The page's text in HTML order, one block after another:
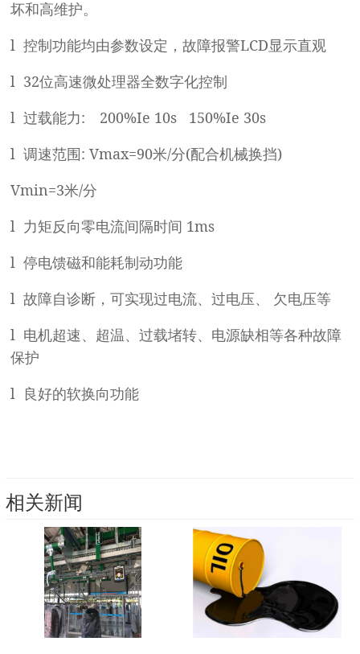
坏和高维护。
l控制功能均由参数设定，故障报警LCD显示直观
l 32位高速微处理器全数字化控制
l过载能力:
200%Ie 10s 150%Ie 30s
l调速范围 : Vmax=90米/分(配合机械换挡)
Vmin=3米/分
l 力矩反向零电流间隔时间 1ms
l停电馈磁和能耗制动功能
l故障自诊断，可实现过电流、过电压、 欠电压等
l 电机超速、超温、过载堵转、电源缺相等各种故障
保护
l 良好的软换向功能
相关新闻